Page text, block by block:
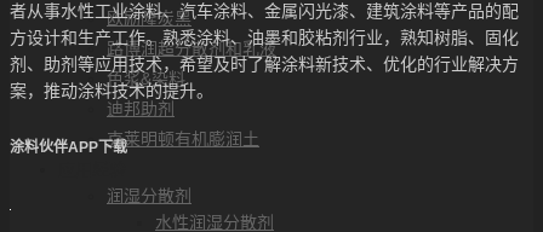
欧励隆炭黑
路博润超分散剂和乳液
色浆&染料
迪邦助剂
克莱明顿有机膨润土
润湿分散剂
水性润湿分散剂
者从事水性工业涂料、汽车涂料、金属闪光漆、建筑涂料等产品的配
方设计和生产工作。熟悉涂料、油墨和胶粘剂行业，熟知树脂、固化
剂、助剂等应用技术，希望及时了解涂料新技术、优化的行业解决方
案，推动涂料技术的提升。
涂料伙伴APP下载